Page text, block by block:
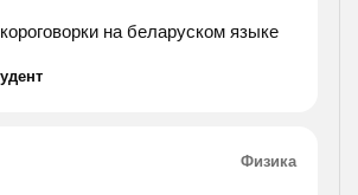
на беларуском языке
Физика